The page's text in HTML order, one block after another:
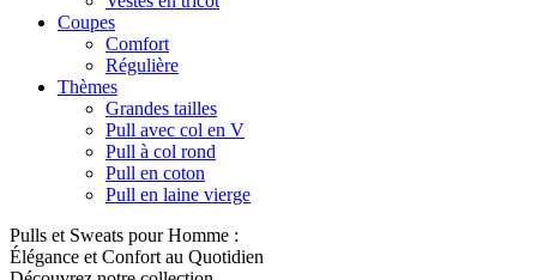
Coupes
Comfort
Régulière
Thèmes
Grandes tailles
Pull avec col en V
Pull à col rond
Pull en coton
Pull en laine vierge
Pulls et Sweats pour Homme :
Élégance et Confort au Quotidien